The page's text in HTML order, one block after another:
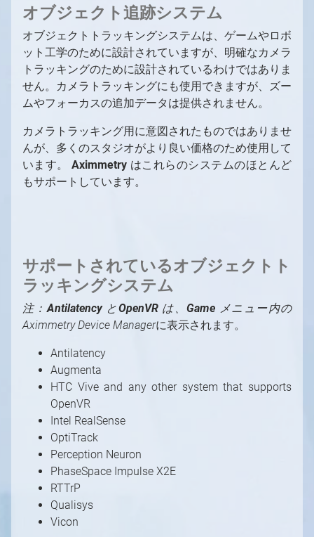
オブジェクト追跡システム
オブジェクトトラッキングシステムは、ゲームやロボ
ット⼯学のために設計されていますが、明確なカメラ
トラッキングのために設計されているわけではありま
せん。カメラトラッキングにも使⽤できますが、ズー
ムやフォーカスの追加データは提供されません。
カメラトラッキング⽤に意図されたものではありませ
んが、多くのスタジオがより良い価格のため使⽤して
います。Aximmetry はこれらのシステムのほとんど
もサポートしています。
サポートされているオブジェクトト
ラッキングシステム
注：Antilatency とOpenVR は、Game メニュー内の
Aximmetry Device Managerに表示されます。
Antilatency
Augmenta
HTC Vive and any other system that supports
OpenVR
Intel RealSense
OptiTrack
Perception Neuron
PhaseSpace Impulse X2E
RTTrP
Qualisys
Vicon